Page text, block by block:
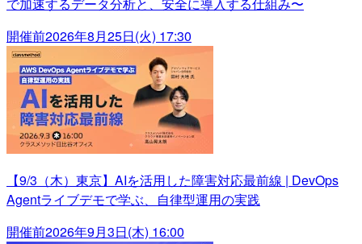
開催前2026年8月25日(火) 17:30
【9/3（木）東京】AIを活用した障害対応最前線 | DevOps
Agentライブデモで学ぶ、自律型運用の実践
開催前2026年9月3日(木) 16:00